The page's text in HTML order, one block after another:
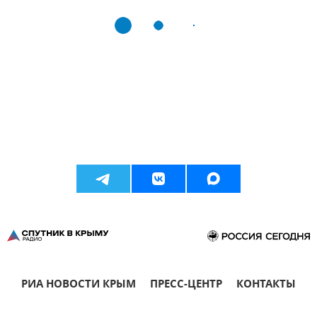
РИА НОВОСТИ КРЫМ ПРЕСС-ЦЕНТР КОНТАКТЫ